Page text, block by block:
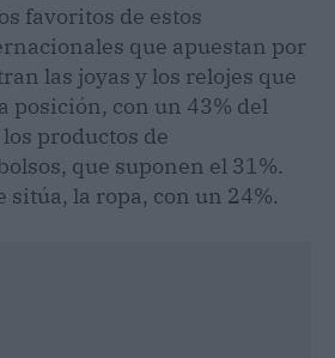
favoritos de estos
que apuestan por
las joyas y los relojes que
posición, con un 43% del
productos de
que suponen el 31%.
sitúa, la ropa, con un 24%.